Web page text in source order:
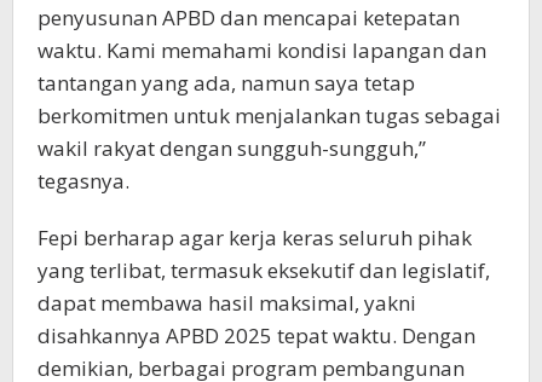
penyusunan APBD dan mencapai ketepatan
waktu. Kami memahami kondisi lapangan dan
tantangan yang ada, namun saya tetap
berkomitmen untuk menjalankan tugas sebagai
wakil rakyat dengan sungguh-sungguh,”
tegasnya.
Fepi berharap agar kerja keras seluruh pihak
yang terlibat, termasuk eksekutif dan legislatif,
dapat membawa hasil maksimal, yakni
disahkannya APBD 2025 tepat waktu. Dengan
demikian, berbagai program pembangunan